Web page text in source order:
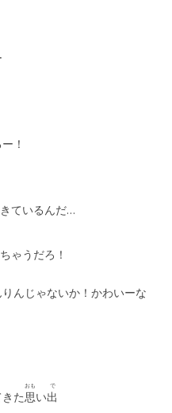
！
きているんだ…
ゃうだろ！
んじゃないか！かわいーな
た思
おも
い出
で